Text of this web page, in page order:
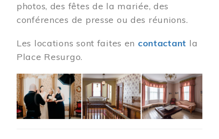
photos, des fêtes de la mariée, des
conférences de presse ou des réunions.
Les locations sont faites en contactant la
Place Resurgo.
Image